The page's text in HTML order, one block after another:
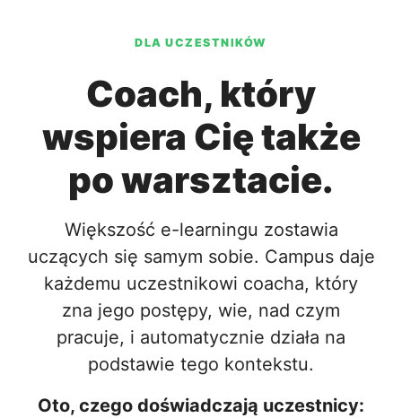
DLA UCZESTNIKÓW
Coach, który
wspiera Cię także
po warsztacie.
Większość e-learningu zostawia
uczących się samym sobie. Campus daje
każdemu uczestnikowi coacha, który
zna jego postępy, wie, nad czym
pracuje, i automatycznie działa na
podstawie tego kontekstu.
Oto, czego doświadczają uczestnicy: